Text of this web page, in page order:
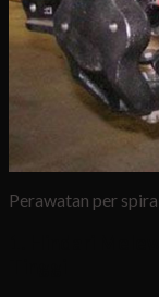
Perawatan per